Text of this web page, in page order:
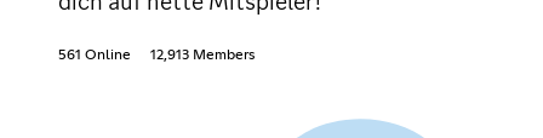
561 Online 12,913 Members